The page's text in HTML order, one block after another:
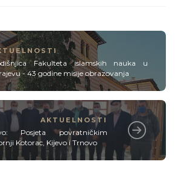
Fakulteta islamskih nauka u
- 43 godine misije obrazovanja
AKTUELNOSTI
Posjeta povratničkim
Kotorac, Kijevo i Trnovo